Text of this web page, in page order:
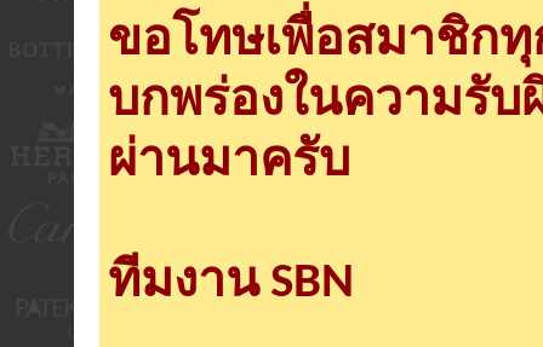
ขอโทษเพื่อสมาชิก
บกพร่องในความรั
ผ่านมาครับ
ทีมงาน SBN